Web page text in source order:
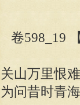
卷598_19
关山万里恨
为问昔时青